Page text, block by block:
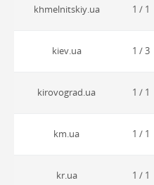
khmelnitskiy.ua 1 / 1
kiev.ua 1 / 3
kirovograd.ua 1 / 1
km.ua 1 / 1
kr.ua 1 / 1